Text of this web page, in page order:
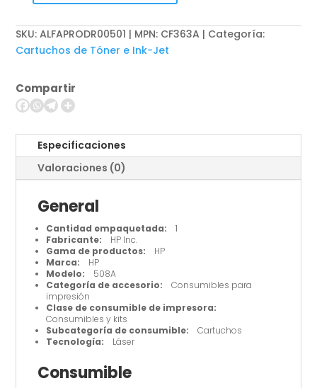
-
Magenta
cantidad
SKU:ALFAPRODR00501 | MPN: CF363A
Categoría:
Cartuchos de Tóner e Ink-Jet
Compartir
Especificaciones
Valoraciones (0)
General
Cantidad empaquetada: 1
Fabricante: HP Inc.
Gama de productos: HP
Marca: HP
Modelo: 508A
Categoría de accesorio: Consumibles para
impresión
Clase de consumible de impresora:
Consumibles y kits
Subcategoría de consumible: Cartuchos
Tecnología: Láser
Consumible